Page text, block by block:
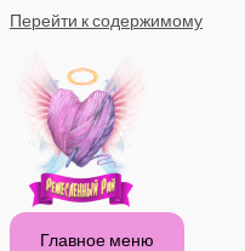
Перейти к содержимому
Главное меню